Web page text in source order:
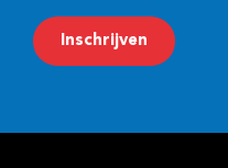
m
a
Inschrijven